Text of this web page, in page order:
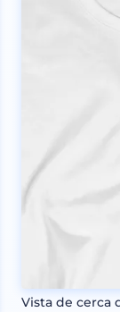
Vista de cerca